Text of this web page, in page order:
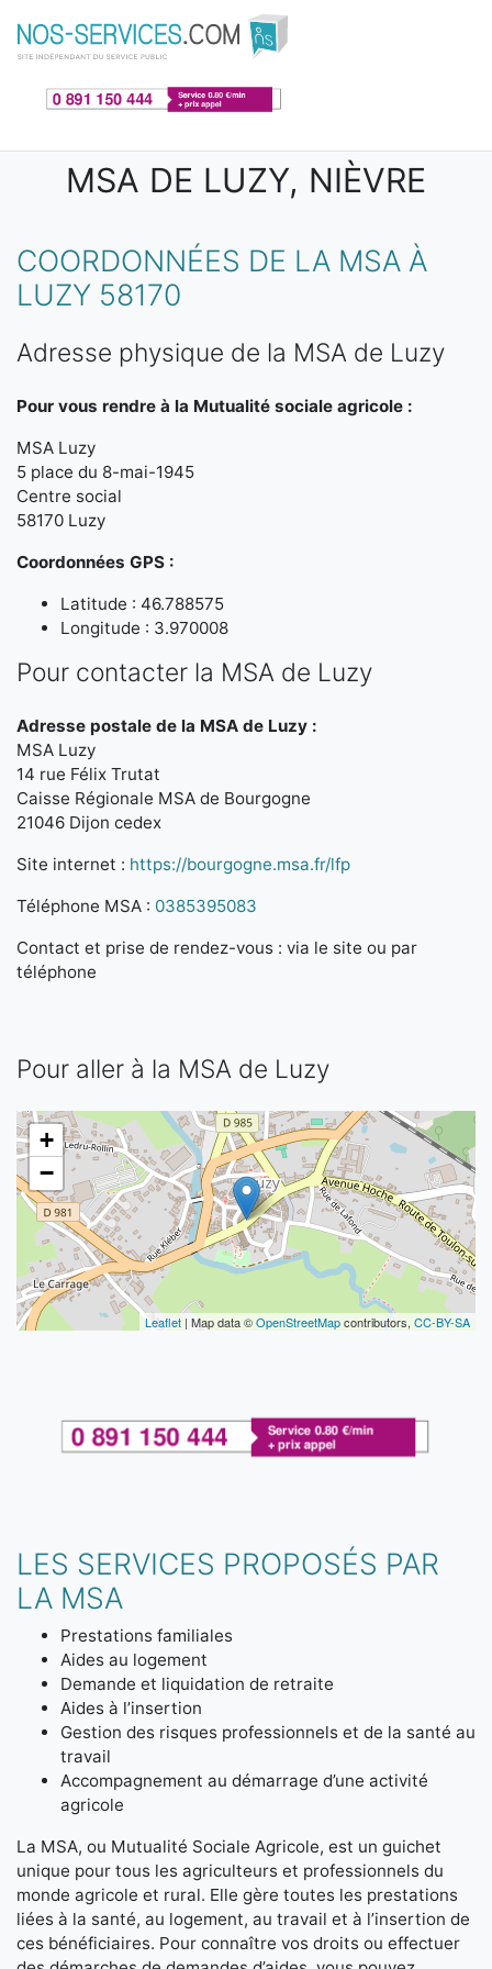
Aller au contenu principal
MSA DE LUZY, NIÈVRE
COORDONNÉES DE LA MSA À
LUZY 58170
Adresse physique de la MSA de Luzy
Pour vous rendre à la Mutualité sociale agricole :
MSA Luzy
5 place du 8-mai-1945
Centre social
58170 Luzy
Coordonnées GPS :
Latitude : 46.788575
Longitude : 3.970008
Pour contacter la MSA de Luzy
Adresse postale de la MSA de Luzy :
MSA Luzy
14 rue Félix Trutat
Caisse Régionale MSA de Bourgogne
21046 Dijon cedex
Site internet : https://bourgogne.msa.fr/lfp
Téléphone MSA : 0385395083
Contact et prise de rendez-vous : via le site ou par
téléphone
Pour aller à la MSA de Luzy
+
−
Leaflet | Map data ©OpenStreetMapcontributors, CC-BY-SA
LES SERVICES PROPOSÉS PAR
LA MSA
Prestations familiales
Aides au logement
Demande et liquidation de retraite
Aides à l’insertion
Gestion des risques professionnels et de la santé au
travail
Accompagnement au démarrage d’une activité
agricole
La MSA, ou Mutualité Sociale Agricole, est un guichet
unique pour tous les agriculteurs et professionnels du
monde agricole et rural. Elle gère toutes les prestations
liées à la santé, au logement, au travail et à l’insertion de
ces bénéficiaires. Pour connaître vos droits ou effectuer